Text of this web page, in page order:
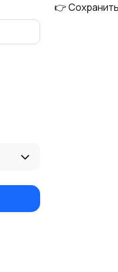
Штаны и шорты
👉